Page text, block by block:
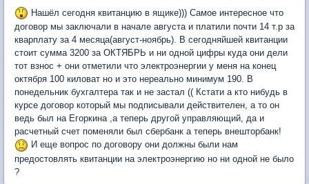
Нашёл сегодня квитанцию в ящике))) Самое интересное что
договор мы заключали в начале августа и платили почти 14 т.р за
кварплату за 4 месяца(август-ноябрь). В сегодняйшей квитанции
стоит сумма 3200 за ОКТЯБРЬ и ни одной цифры куда они дели
тот взнос + они отметили что электроэнергии у меня на конец
октября 100 киловат но и это нереально минимум 190. В
понедельник бухгалтера так и не застал (( Кстати а кто нибудь в
курсе договор который мы подписывали действителен, а то он
ведь был на Егоркина ,а теперь другой управляющий, да и
расчетный счет поменяли был сбербанк а теперь внешторбанк!
И еще вопрос по договору они должны были нам
предостовлять квитанции на электроэнергию но ни одной не было
?